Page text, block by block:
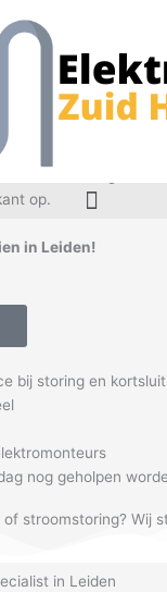
M
e
n
u graag. Bel onze
direct een
op.
in Leiden!
bij storing en
nog geholpen
stroomstoring? Wij
in Leiden